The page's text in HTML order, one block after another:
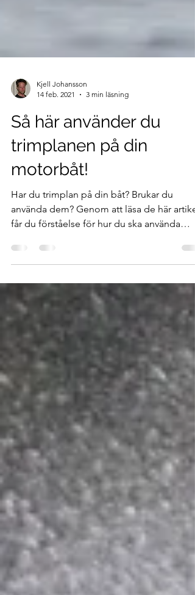
14 feb. 2021
3 min läsning
Så här använder du
trimplanen på din
motorbåt!
Har du trimplan på din båt? Brukar du
får du förståelse för hur du ska använda
trimplanen.